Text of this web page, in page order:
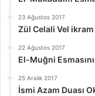
23 Ağustos 2017
Zül Celali Vel ikram
22 Ağustos 2017
El-Muğni
25 Aralık 2017
İsmi Azam Duası